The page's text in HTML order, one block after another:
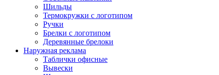
Шильды
Термокружки с логотипом
Ручки
Брелки с логотипом
Деревянные брелоки
Наружная реклама
Таблички офисные
Вывески